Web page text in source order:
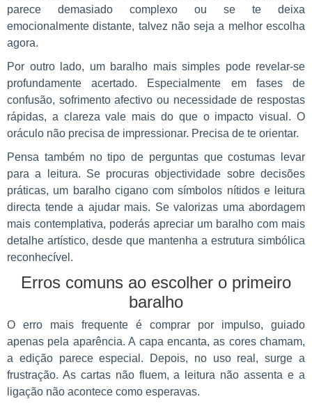
parece demasiado complexo ou se te deixa
emocionalmente distante, talvez não seja a melhor escolha
agora.
Por outro lado, um baralho mais simples pode revelar-se
profundamente acertado. Especialmente em fases de
confusão, sofrimento afectivo ou necessidade de respostas
rápidas, a clareza vale mais do que o impacto visual. O
oráculo não precisa de impressionar. Precisa de te orientar.
Pensa também no tipo de perguntas que costumas levar
para a leitura. Se procuras objectividade sobre decisões
práticas, um baralho cigano com símbolos nítidos e leitura
directa tende a ajudar mais. Se valorizas uma abordagem
mais contemplativa, poderás apreciar um baralho com mais
detalhe artístico, desde que mantenha a estrutura simbólica
reconhecível.
Erros comuns ao escolher o primeiro
baralho
O erro mais frequente é comprar por impulso, guiado
apenas pela aparência. A capa encanta, as cores chamam,
a edição parece especial. Depois, no uso real, surge a
frustração. As cartas não fluem, a leitura não assenta e a
ligação não acontece como esperavas.